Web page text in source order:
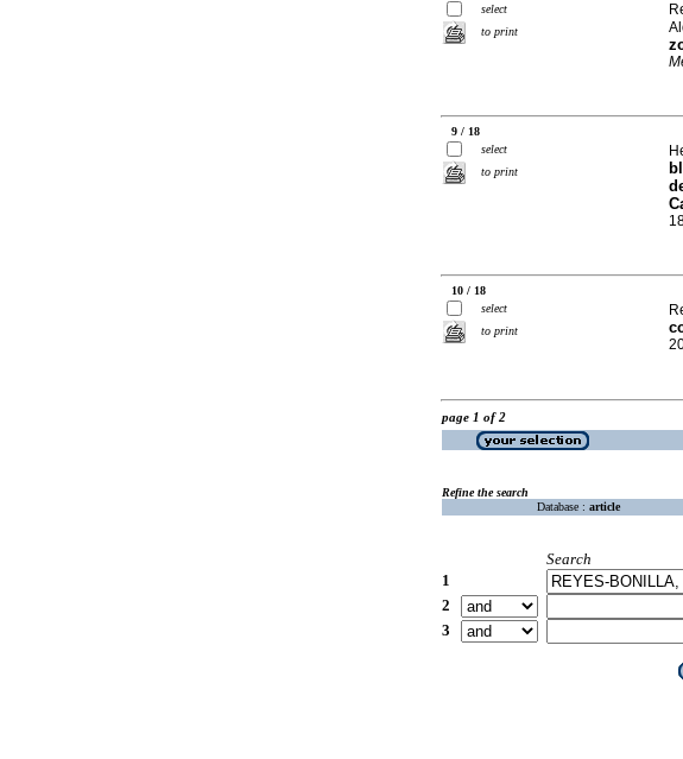
select
to print
9 / 18
select
to print
10 / 18
select
to print
page 1 of 2
Refine the search
Database : article
Search
1
2
3